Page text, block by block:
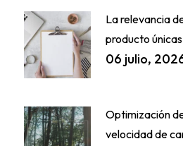
La relevancia
producto
06 julio,
Optimización
velocidad de